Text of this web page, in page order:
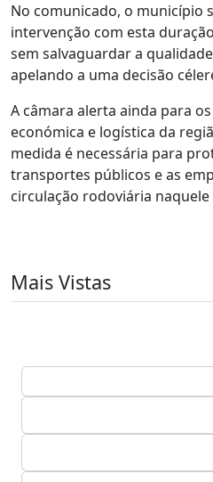
No comunicado, o município
intervenção com esta
sem salvaguardar a
apelando a uma decisão
A câmara alerta ainda para
económica e logística da
medida é necessária para
transportes públicos e as
circulação rodoviária naquele
Mais Vistas